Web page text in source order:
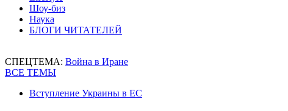
Шоу-биз
Наука
БЛОГИ ЧИТАТЕЛЕЙ
СПЕЦТЕМА: Война в Иране
ВСЕ ТЕМЫ
Вступление Украины в ЕС